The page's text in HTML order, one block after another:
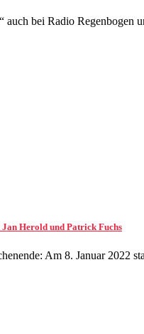
auch bei Radio Regenbogen
Jan Herold und Patrick Fuchs
Am 8. Januar 2022